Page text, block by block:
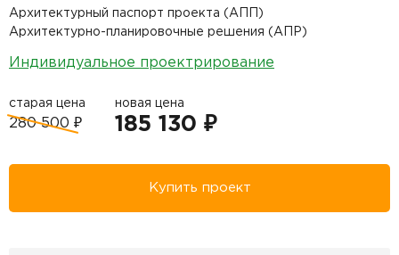
Архитектурный паспорт проекта (АПП)
Архитектурно-планировочные решения (АПР)
Индивидуальное проектрирование
старая цена
280 500 ₽
новая цена
185 130 ₽
Купить проект